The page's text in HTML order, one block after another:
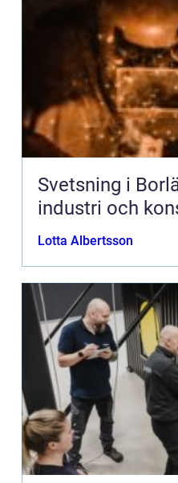
Svetsning i
industri och
Lotta Albertsson